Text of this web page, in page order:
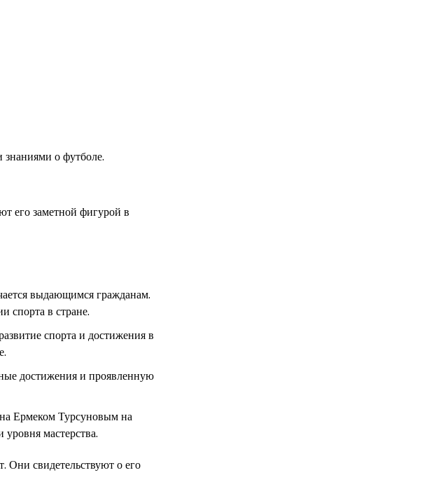
о футболе.
его заметной фигурой в
выдающимся гражданам.
спорта в стране.
спорта и достижения в
достижения и проявленную
Ермеком Турсуновым на
мастерства.
Они свидетельствуют о его